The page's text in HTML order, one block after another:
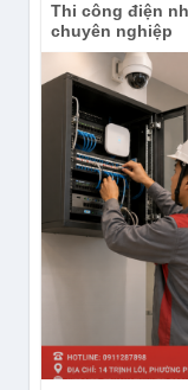
Thi công điện
chuyên nghiệp